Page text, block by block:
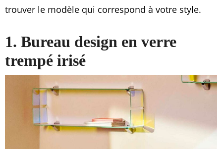
trouver le modèle qui correspond à votre style.
1. Bureau design en verre
trempé irisé